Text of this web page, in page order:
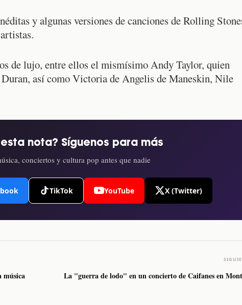
y algunas versiones de canciones de Rolling
de lujo, entre ellos el mismísimo Andy Taylor, quien
así como Victoria de Angelis de Maneskin, Nile
nota? Síguenos para más
conciertos y cultura pop antes que nadie
TikTok YouTube X (Twitter)
música La "guerra de lodo" en un concierto de Caifanes en